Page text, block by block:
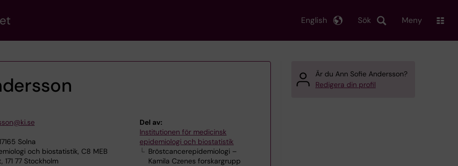
Sök
English Meny
Solna
och biostatistik, C8 MEB
77 Stockholm
Del av:
Institutionen för medicinsk
epidemiologi och biostatistik
Bröstcancerepidemiologi –
Kamila Czenes forskargrupp
Är du Ann Sofie Andersson?
Redigera din profil